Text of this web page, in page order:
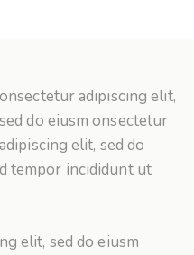
onsectetur adipiscing elit,
sed do eiusm onsectetur
adipiscing elit, sed do
tempor incididunt ut
elit, sed do eiusm